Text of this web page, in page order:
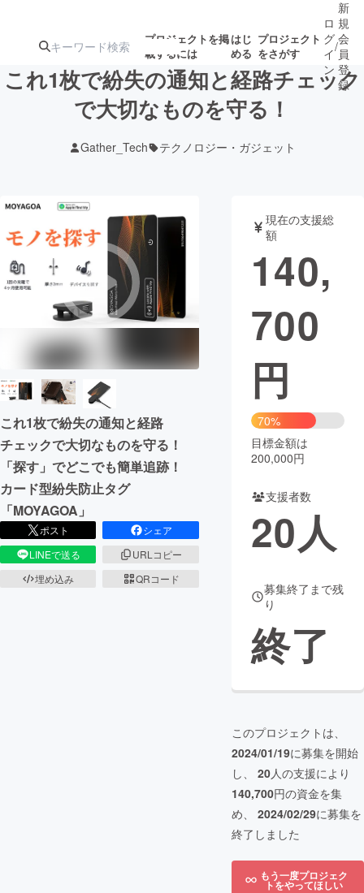
プロジェクトを掲
載するには
はじ
める
プロジェクト
をさがす
ターン
ジェクト
ロジェクト
アート・写真 音楽
テクノロジー・ガジェット ゲーム・サ
映像・映画
ビジネス・起業
まちづくり・地域活性化
CAMPFIRE for Social Good
CAMPFIRE Creation
CAMPFIREふるさと納税
コミュニティ
ロ
グ
イ
ン
/
新
規
会
員
登
録
これ1枚で紛失の通知と経路チェック
で大切なものを守る！
Gather_Tech テクノロジー・ガジェット
これ1枚で紛失の通知と経路
チェックで大切なものを守る！
「探す」でどこでも簡単追跡！
カード型紛失防止タグ
「MOYAGOA」
ポスト
シェア
LINEで送る
URLコピー
埋め込み
QRコード
現在の支援総
額
140,
700
円
70%
目標金額は
200,000円
支援者数
20人
募集終了まで残
り
終了
このプロジェクトは、
2024/01/19に募集を開始
し、 20人の支援により
140,700円の資金を集
め、 2024/02/29に募集を
終了しました
もう一度プロジェク
トをやってほしい